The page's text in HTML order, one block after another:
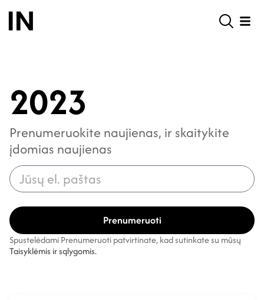
2023
Prenumeruokite naujienas, ir skaitykite
įdomias naujienas
Prenumeruoti
Spustelėdami Prenumeruoti patvirtinate, kad sutinkate su mūsų
Taisyklėmis ir sąlygomis.